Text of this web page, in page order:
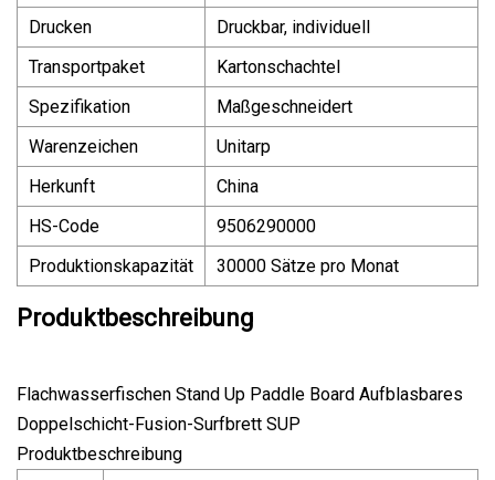
Drucken
Druckbar, individuell
Transportpaket
Kartonschachtel
Spezifikation
Maßgeschneidert
Warenzeichen
Unitarp
Herkunft
China
HS-Code
9506290000
Produktionskapazität
30000 Sätze pro Monat
Produktbeschreibung
Flachwasserfischen Stand Up Paddle Board Aufblasbares
Doppelschicht-Fusion-Surfbrett SUP
Produktbeschreibung